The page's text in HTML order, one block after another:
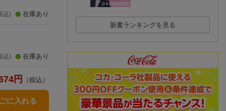
込) 在庫あり
込) 在庫あり
円 （税込）
に入れる
新書ランキングを見る